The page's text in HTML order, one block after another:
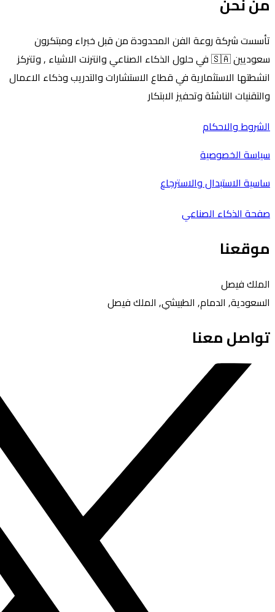
تأسست شركة روعة الفن المحدودة من قبل خبراء ومبتكرون
سعوديين 🇸🇦 في حلول الذكاء الصناعي وانترنت الاشياء , وتتركز
انشطتها الاستثمارية في قطاع الاستشارات والتدريب وذكاء الاعمال
والتقنيات الناشئة وتحفيز الابتكار
الشروط والاحكام
سياسة الخصوصية
ساسية الاستبدال والاسترجاع
صفحة الذكاء الصناعي
موقعنا
الملك فيصل
السعودية, الدمام, الطبيشي, الملك فيصل
تواصل معنا